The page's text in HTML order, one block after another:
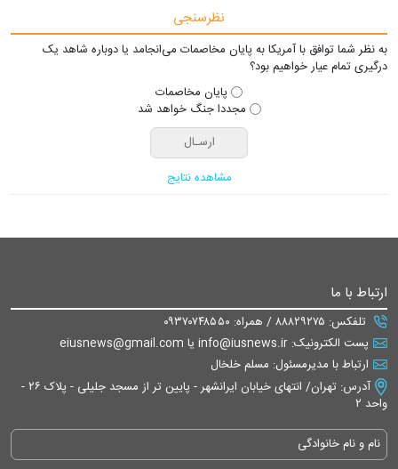
نظرسنجی
به نظر شما توافق با آمریکا به پایان مخاصمات می‌انجامد یا دوباره شاهد یک
درگیری تمام عیار خواهیم بود؟
پایان مخاصمات
مجددا جنگ خواهد شد
مشاهده نتایج
ارتباط با ما
تلفکس: ۸۸۸۲۹۲۷۵ / همراه: ۰۹۳۷۰۷۴۸۵۵۰
پست الکترونیک: info@iusnews.ir یا eiusnews@gmail.com
ارتباط با مدیرمسئول: مسلم خلخال
آدرس: تهران/ انتهای خیابان ایرانشهر - پایین تر از مسجد جلیلی - پلاک ۲۶ -
واحد ۲